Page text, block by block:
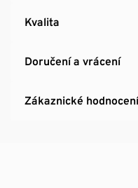
Kvalita
Doručení a vrácení
Zákaznické hodnocení